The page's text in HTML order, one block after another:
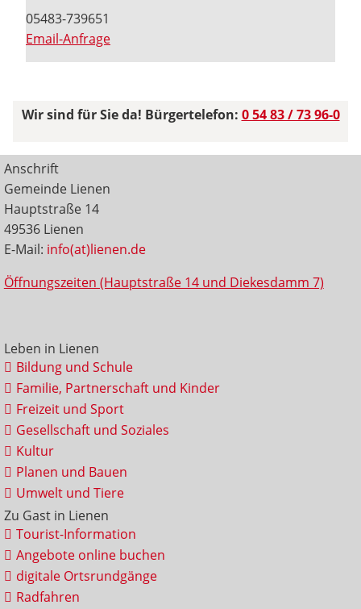
05483-739651
Email-Anfrage
Wir sind für Sie da! Bürgertelefon: 0 54 83 / 73 96-0
Anschrift
Gemeinde Lienen
Hauptstraße 14
49536 Lienen
E-Mail: info(at)lienen.de
Öffnungszeiten (Hauptstraße 14 und Diekesdamm 7)
Leben in Lienen
Bildung und Schule
Familie, Partnerschaft und Kinder
Freizeit und Sport
Gesellschaft und Soziales
Kultur
Planen und Bauen
Umwelt und Tiere
Zu Gast in Lienen
Tourist-Information
Angebote online buchen
digitale Ortsrundgänge
Radfahren